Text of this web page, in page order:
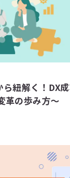
紐解く！DX
革の歩み方～